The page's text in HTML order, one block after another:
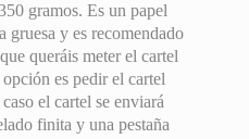
gramos. Es un papel
gruesa y es recomendado
queráis meter el cartel
es pedir el cartel
el cartel se enviará
finita y una pestaña